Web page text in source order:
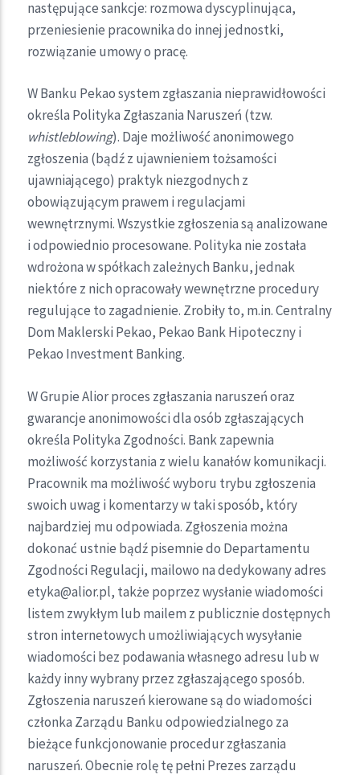
następujące sankcje: rozmowa dyscyplinująca,
przeniesienie pracownika do innej jednostki,
rozwiązanie umowy o pracę.
W Banku Pekao system zgłaszania nieprawidłowości
określa Polityka Zgłaszania Naruszeń (tzw.
whistleblowing). Daje możliwość anonimowego
zgłoszenia (bądź z ujawnieniem tożsamości
ujawniającego) praktyk niezgodnych z
obowiązującym prawem i regulacjami
wewnętrznymi. Wszystkie zgłoszenia są analizowane
i odpowiednio procesowane. Polityka nie została
wdrożona w spółkach zależnych Banku, jednak
niektóre z nich opracowały wewnętrzne procedury
regulujące to zagadnienie. Zrobiły to, m.in. Centralny
Dom Maklerski Pekao, Pekao Bank Hipoteczny i
Pekao Investment Banking.
W Grupie Alior proces zgłaszania naruszeń oraz
gwarancje anonimowości dla osób zgłaszających
określa Polityka Zgodności. Bank zapewnia
możliwość korzystania z wielu kanałów komunikacji.
Pracownik ma możliwość wyboru trybu zgłoszenia
swoich uwag i komentarzy w taki sposób, który
najbardziej mu odpowiada. Zgłoszenia można
dokonać ustnie bądź pisemnie do Departamentu
Zgodności Regulacji, mailowo na dedykowany adres
etyka@alior.pl, także poprzez wysłanie wiadomości
listem zwykłym lub mailem z publicznie dostępnych
stron internetowych umożliwiających wysyłanie
wiadomości bez podawania własnego adresu lub w
każdy inny wybrany przez zgłaszającego sposób.
Zgłoszenia naruszeń kierowane są do wiadomości
członka Zarządu Banku odpowiedzialnego za
bieżące funkcjonowanie procedur zgłaszania
naruszeń. Obecnie rolę tę pełni Prezes zarządu